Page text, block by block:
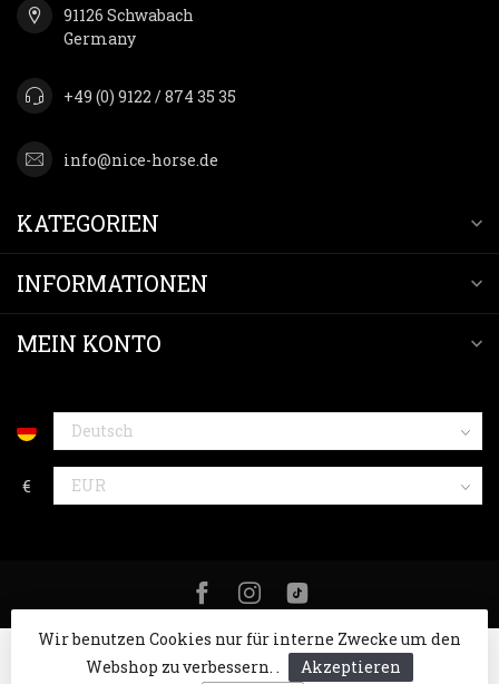
91126 Schwabach
Germany
+49 (0) 9122 / 874 35 35
info@nice-horse.de
KATEGORIEN
INFORMATIONEN
MEIN KONTO
€
Wir benutzen Cookies nur für interne Zwecke um den
Webshop zu verbessern. .
Akzeptieren